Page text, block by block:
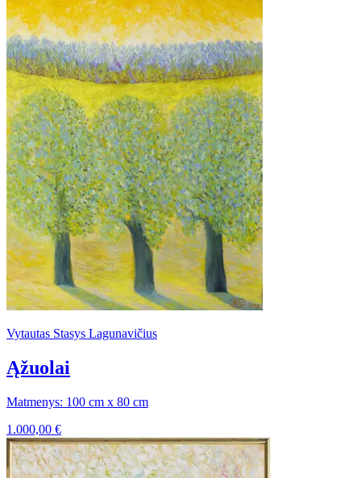
Vytautas Stasys Lagunavičius
Ąžuolai
Matmenys: 100 cm x 80 cm
1.000,00 €